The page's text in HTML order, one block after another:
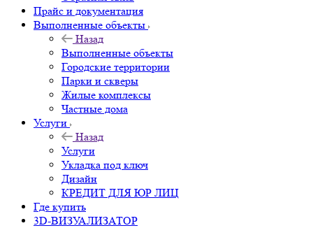
Прайс и документация
Выполненные объекты
Назад
Выполненные объекты
Городские территории
Парки и скверы
Жилые комплексы
Частные дома
Услуги
Назад
Услуги
Укладка под ключ
Дизайн
КРЕДИТ ДЛЯ ЮР ЛИЦ
Где купить
3D-ВИЗУАЛИЗАТОР